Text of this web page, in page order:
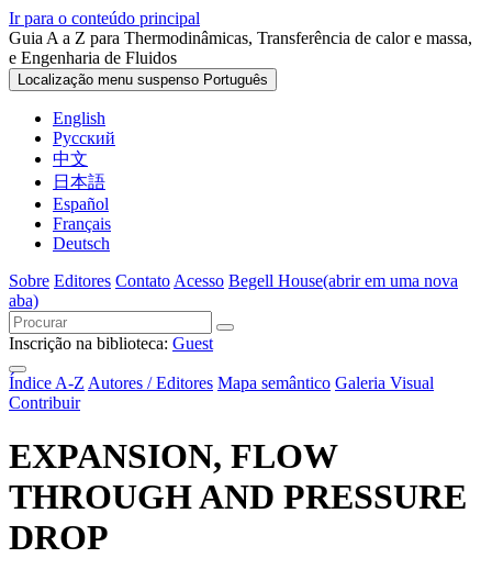
Ir para o conteúdo principal
Guia A a Z para Thermodinâmicas, Transferência de calor e massa,
e Engenharia de Fluidos
Localização menu suspenso Português
English
Русский
中文
日本語
Español
Français
Deutsch
Sobre Editores Contato Acesso Begell House(abrir em uma nova
aba)
Inscrição na biblioteca: Guest
Índice A-Z Autores / Editores Mapa semântico Galeria Visual
Contribuir
EXPANSION, FLOW
THROUGH AND PRESSURE
DROP